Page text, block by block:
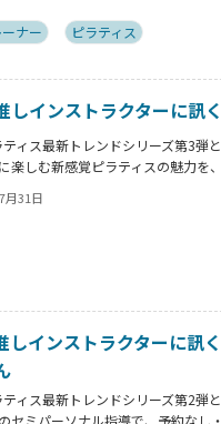
ナー ピラティス
しインストラクターに
ティス最新トレンドシリーズ第3
楽しむ新感覚ピラティスの魅力を
んの体験談とともに紹介。英語キ
月31日
しインストラクターに訊
ィス最新トレンドシリーズ第2弾
セミパーソナル指導で、予約な